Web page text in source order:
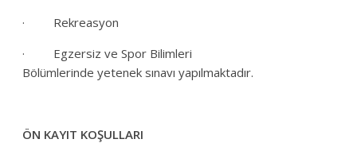
· Rekreasyon
· Egzersiz ve Spor Bilimleri
Bölümlerinde yetenek sınavı yapılmaktadır.
ÖN KAYIT KOŞULLARI